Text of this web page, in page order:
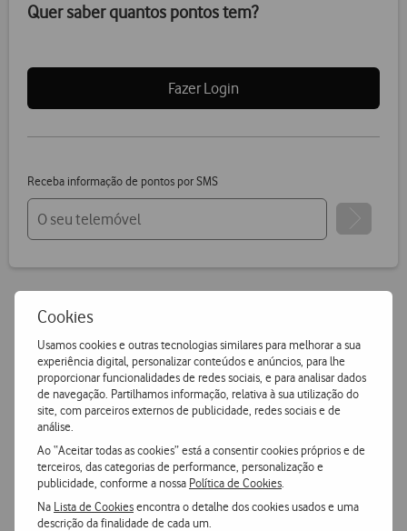
Cookies
Usamos cookies e outras tecnologias similares para melhorar a sua
experiência digital, personalizar conteúdos e anúncios, para lhe
proporcionar funcionalidades de redes sociais, e para analisar dados
de navegação. Partilhamos informação, relativa à sua utilização do
site, com parceiros externos de publicidade, redes sociais e de
análise.
Ao “Aceitar todas as cookies” está a consentir cookies próprios e de
terceiros, das categorias de performance, personalização e
publicidade, conforme a nossa Política de Cookies
Na Lista de Cookiesencontra o detalhe dos cookies usados e uma
descrição da finalidade de cada um.
Quer saber quantos pontos tem?
Fazer Login
Receba informação de pontos por SMS
14 dias para devoluções
Pode devolver gratuitamente qualquer produto numa das
Entrega grátise ultrarápida
Encomende hoje antes das 16h e receba no dia útil
seguinteou receba em loja.